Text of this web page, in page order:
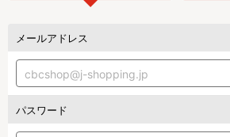
メールアドレス
パスワード